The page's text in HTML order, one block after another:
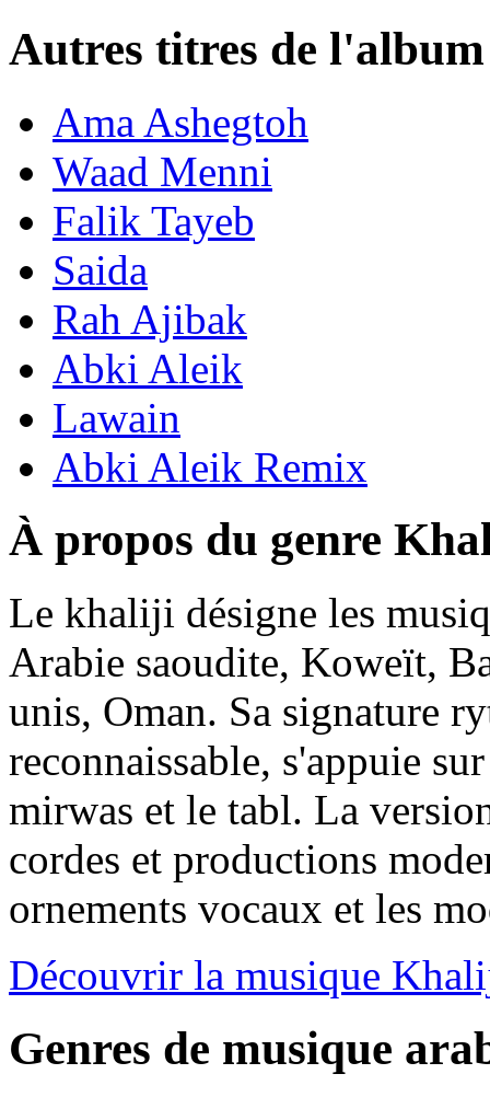
Autres titres de
Ama Ashegtoh
Waad Menni
Falik Tayeb
Saida
Rah Ajibak
Abki Aleik
Lawain
Abki Aleik Remix
À propos du genre
Le khaliji désigne les
Arabie saoudite, Koweït,
unis, Oman. Sa signature
reconnaissable, s'appuie
mirwas et le tabl. La
cordes et productions
ornements vocaux et les
Découvrir la musique
Genres de musique